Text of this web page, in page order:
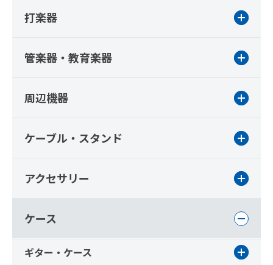
打楽器
管楽器・教育楽器
周辺機器
ケーブル・スタンド
アクセサリー
ケース
ギター・ケース